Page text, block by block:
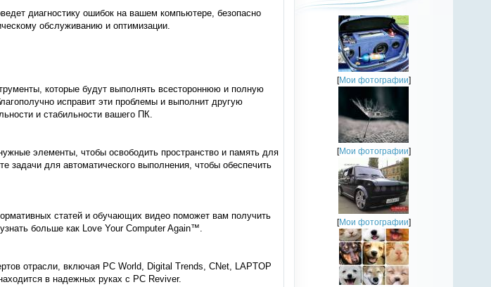
диагностику ошибок на вашем компьютере, безопасно
обслуживанию и оптимизации.
которые будут выполнять всестороннюю и полную
исправит эти проблемы и выполнит другую
и стабильности вашего ПК.
элементы, чтобы освободить пространство и память для
задачи для автоматического выполнения, чтобы обеспечить
статей и обучающих видео поможет вам получить
больше как Love Your Computer Again™.
отрасли, включая PC World, Digital Trends, CNet, LAPTOP
в надежных руках с PC Reviver.
[Мои фотографии]
[Мои фотографии]
[Мои фотографии]